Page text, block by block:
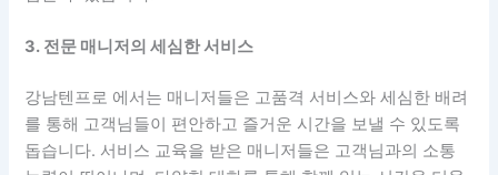
3. 전문 매니저의 세심한 서비스
강남텐프로 에서는 매니저들은 고품격 서비스와 세심한 배려
를 통해 고객님들이 편안하고 즐거운 시간을 보낼 수 있도록
돕습니다. 서비스 교육을 받은 매니저들은 고객님과의 소통